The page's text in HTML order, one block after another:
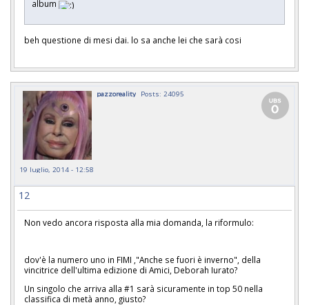
album
beh questione di mesi dai. lo sa anche lei che sarà cosi
pazzoreality Posts: 24095
19 luglio, 2014 - 12:58
12
Non vedo ancora risposta alla mia domanda, la riformulo:
dov'è la numero uno in FIMI ,"Anche se fuori è inverno", della
vincitrice dell'ultima edizione di Amici, Deborah Iurato?
Un singolo che arriva alla #1 sarà sicuramente in top 50 nella
classifica di metà anno, giusto?